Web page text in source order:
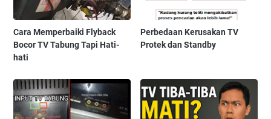
Cara Memperbaiki Flyback
Bocor TV Tabung Tapi Hati-
hati
Perbedaan Kerusakan TV
Protek dan Standby